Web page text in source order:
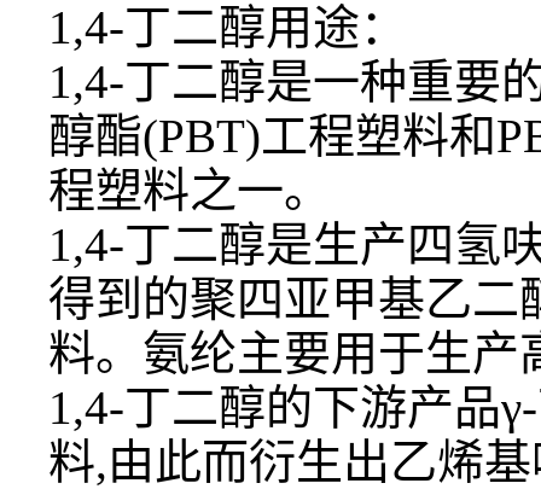
1,4-丁二醇用途：
1,4-丁二醇是一种重要
醇酯(PBT)工程塑料和
程塑料之一。
1,4-丁二醇是生产四氢
得到的聚四亚甲基乙二
料。氨纶主要用于生产
1,4-丁二醇的下游产品
料,由此而衍生出乙烯